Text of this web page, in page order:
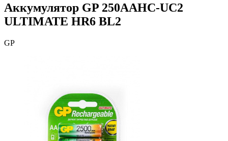
Аккумулятор GP 250AAHC-UC2
ULTIMATE HR6 BL2
GP